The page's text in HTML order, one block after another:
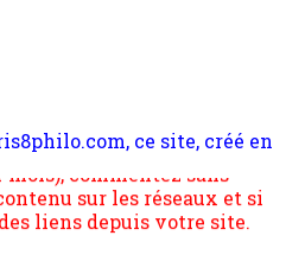
CPE, a rendu compte de
rendre compte d'une
philosophiques
ou du Surpli, omme la
vous à la newsletter
commentez sans
sur les réseaux et si
liens depuis votre site.